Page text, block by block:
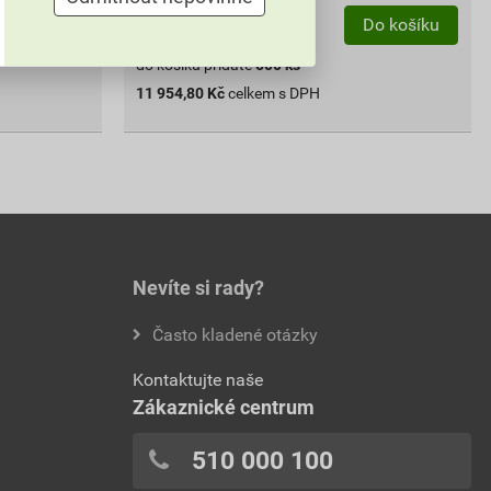
Do košíku
do košíku přidáte500ks
11 954,80 Kč celkem s DPH
Nevíte si rady?
Často kladené otázky
Kontaktujte naše
Zákaznické centrum
510 000 100